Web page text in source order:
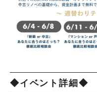
◆イベント詳細◆